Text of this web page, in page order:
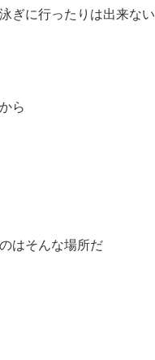
ぎに行ったりは出来ない
ら
はそんな場所だ